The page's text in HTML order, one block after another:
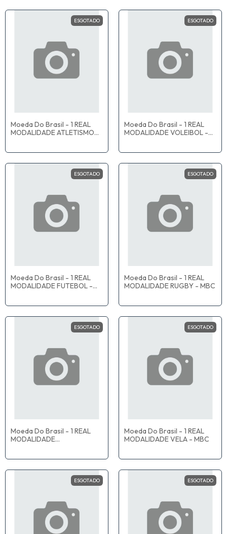
ESGOTADO
Moeda Do Brasil - 1 REAL
MODALIDADE ATLETISMO
ESGOTADO
Moeda Do Brasil - 1 REAL
MODALIDADE VOLEIBOL -
ESGOTADO
Moeda Do Brasil - 1 REAL
MODALIDADE FUTEBOL -
ESGOTADO
Moeda Do Brasil - 1 REAL
MODALIDADE RUGBY - MBC
ESGOTADO
Moeda Do Brasil - 1 REAL
MODALIDADE
ESGOTADO
Moeda Do Brasil - 1 REAL
MODALIDADE VELA - MBC
ESGOTADO ESGOTADO